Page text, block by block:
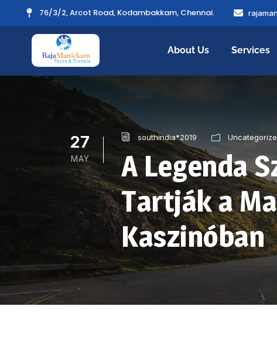
76/3/2, Arcot Road, Kodambakkam, Chennai.
About Us Services
27
MAY
southindia*2019
A Legenda
Tartják a
Kaszinóban